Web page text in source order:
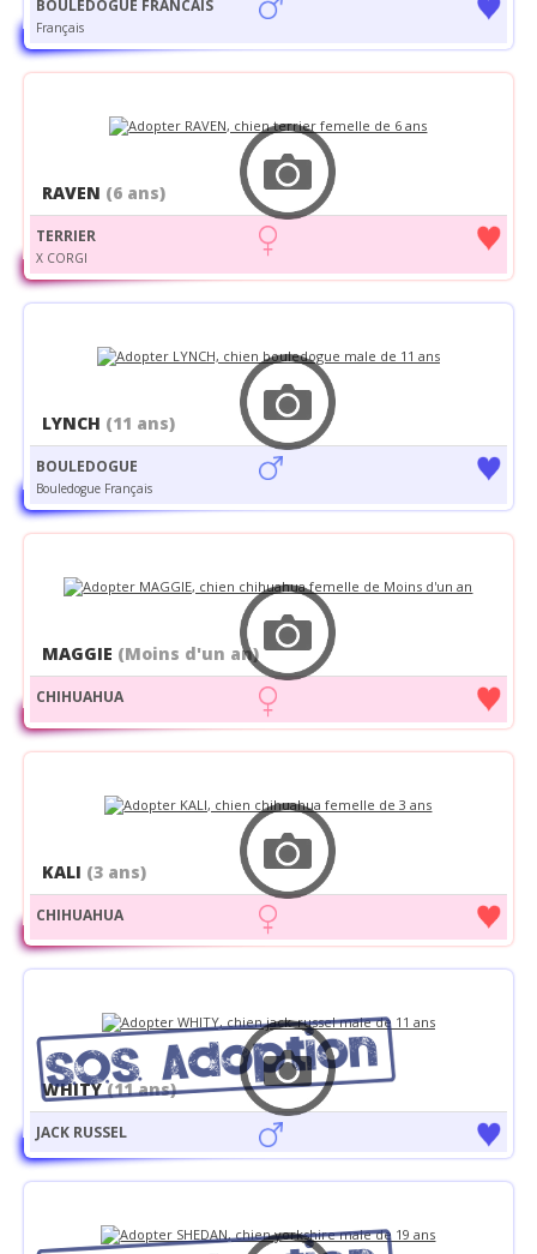
BOULEDOGUE FRANCAIS
Français
RAVEN (6 ans)
TERRIER
X CORGI
LYNCH (11 ans)
BOULEDOGUE
Bouledogue Français
MAGGIE (Moins d'un an)
CHIHUAHUA
KALI (3 ans)
CHIHUAHUA
WHITY(11 ans)
JACK RUSSEL